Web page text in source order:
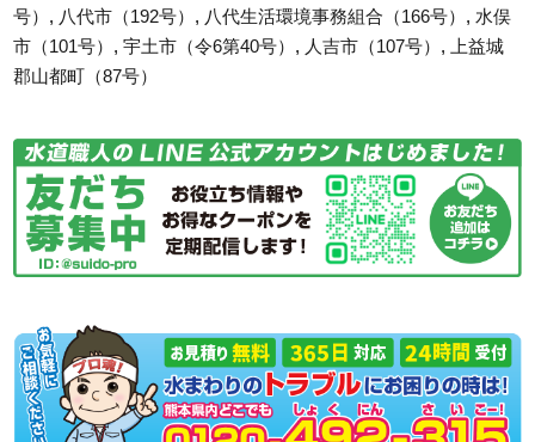
号） , 八代市（192号） , 八代生活環境事務組合（166号） , 水俣
市（101号） ,宇土市（令6第40号） , 人吉市（107号） ,
上益城
郡山都町（87号）